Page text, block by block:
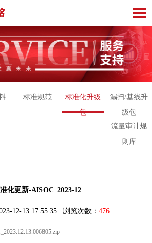
标准规范
标准化升级
包
漏扫/基线升
级包
流量审计规
则库
化更新-AISOC_2023-12
12-13 17:55:35 浏览次数：476